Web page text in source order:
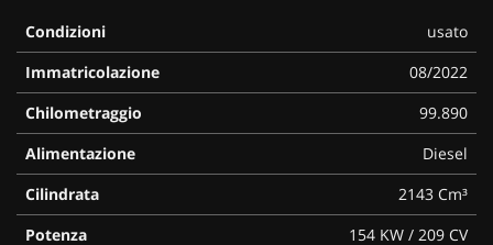
Condizioni
usato
Immatricolazione
08/2022
Chilometraggio
99.890
Alimentazione
Diesel
Cilindrata
2143 Cm³
Potenza
154 KW / 209 CV